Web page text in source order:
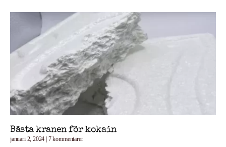
Bästa kranen för kokain
januari 2, 2024 7 kommentarer